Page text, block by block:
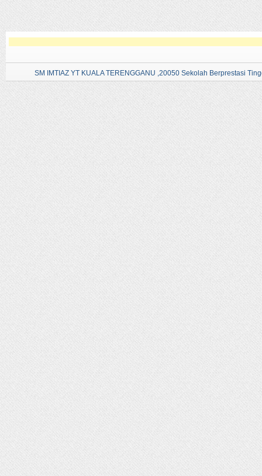
SM IMTIAZ YT KUALA TERENGGANU ,20050 Sekolah Berprestasi